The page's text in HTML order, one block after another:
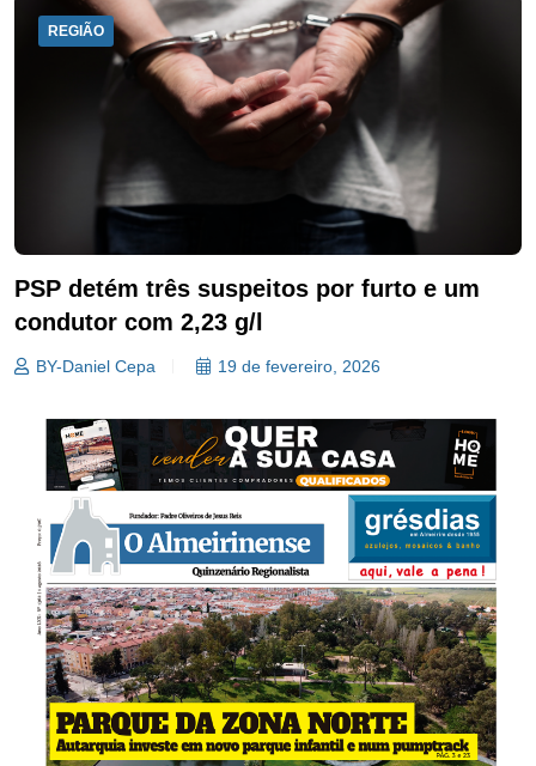
REGIÃO
PSP detém três suspeitos por furto e um
condutor com 2,23 g/l
BY-Daniel Cepa 19 de fevereiro, 2026